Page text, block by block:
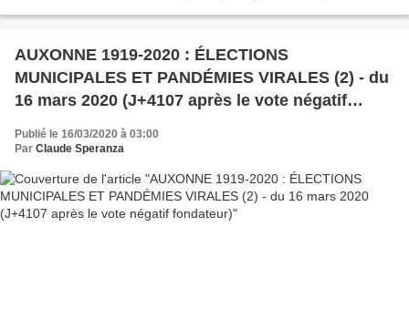
AUXONNE 1919-2020 : ÉLECTIONS
MUNICIPALES ET PANDÉMIES VIRALES (2) - du
16 mars 2020 (J+4107 après le vote négatif
Publié le 16/03/2020 à 03:00
Par Claude Speranza